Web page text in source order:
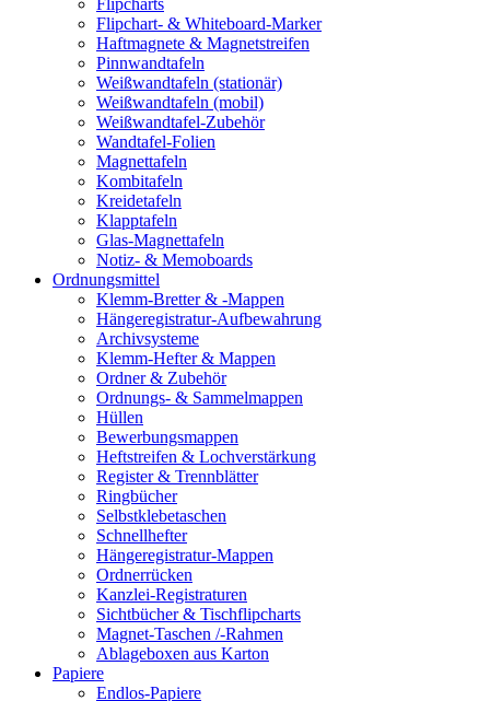
Flipcharts
Flipchart- & Whiteboard-Marker
Haftmagnete & Magnetstreifen
Pinnwandtafeln
Weißwandtafeln (stationär)
Weißwandtafeln (mobil)
Weißwandtafel-Zubehör
Wandtafel-Folien
Magnettafeln
Kombitafeln
Kreidetafeln
Klapptafeln
Glas-Magnettafeln
Notiz- & Memoboards
Ordnungsmittel
Klemm-Bretter & -Mappen
Hängeregistratur-Aufbewahrung
Archivsysteme
Klemm-Hefter & Mappen
Ordner & Zubehör
Ordnungs- & Sammelmappen
Hüllen
Bewerbungsmappen
Heftstreifen & Lochverstärkung
Register & Trennblätter
Ringbücher
Selbstklebetaschen
Schnellhefter
Hängeregistratur-Mappen
Ordnerrücken
Kanzlei-Registraturen
Sichtbücher & Tischflipcharts
Magnet-Taschen /-Rahmen
Ablageboxen aus Karton
Papiere
Endlos-Papiere